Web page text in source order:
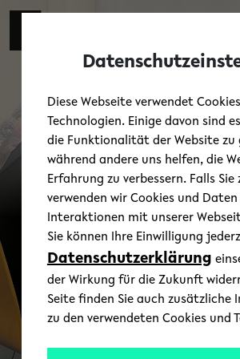
Skip to main content
Diese Webseite verwendet
Technologien. Einige davon sind
die Funktionalität der Website zu
während andere uns helfen, die
Erfahrung zu verbessern. Falls
verwenden wir Cookies und
Interaktionen mit unserer
Sie können Ihre Einwilligung
Datenschutzerklärung
der Wirkung für die Zukunft
Seite finden Sie auch zusätzliche
zu den verwendeten Cookies und